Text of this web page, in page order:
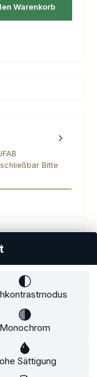
Warenkorb
Bitte
Widerrufsrecht
Versand
Rights Reserved
Monochrom
Sättigung